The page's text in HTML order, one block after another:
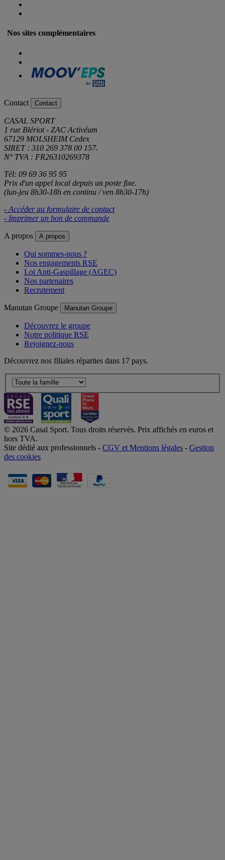
Nos sites complémentaires
Contact Contact
CASAL SPORT
1 rue Blériot - ZAC Activéum
67129 MOLSHEIM Cedex
SIRET : 310 269 378 00 157.
N° TVA : FR26310269378
Tél: 09 69 36 95 95
Prix d'un appel local depuis un poste fixe.
(lun-jeu 8h30-18h en continu / ven 8h30-17h)
- Accéder au formulaire de contact
- Imprimer un bon de commande
A propos A propos
Qui sommes-nous ?
Nos engagements RSE
Loi Anti-Gaspillage (AGEC)
Nos partenaires
Recrutement
Manutan Groupe Manutan Groupe
Découvrez le groupe
Notre politique RSE
Rejoignez-nous
Découvrez nos filiales réparties dans 17 pays.
© 2026 Casal Sport. Tous droits réservés. Prix affichés en euros et
hors TVA.
Site dédié aux professionnels - CGV et Mentions légales - Gestion
des cookies